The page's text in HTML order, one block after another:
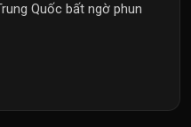
Quốc bất ngờ phun